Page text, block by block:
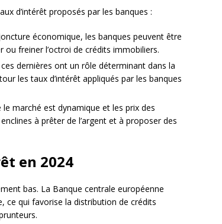
d’intérêt proposés par les banques :
économique, les banques peuvent être
ou freiner l’octroi de crédits immobiliers.
dernières ont un rôle déterminant dans la
les taux d’intérêt appliqués par les banques
le marché est dynamique et les prix des
à prêter de l’argent et à proposer des
en 2024
bas. La Banque centrale européenne
ce qui favorise la distribution de crédits